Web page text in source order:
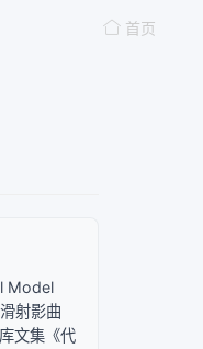
首页
Model
射影曲
文集《代